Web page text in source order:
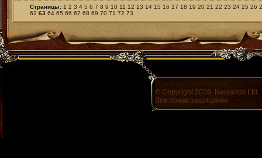
Страницы: 1 2 3 4 5 6 7 8 9 10 11 12 13 14 15 16 17 18 19 20 21 22 23 24 25 26
62 63 64 65 66 67 68 69 70 71 72 73
© Copyright 2009, Neolands Ltd.
Все права защищены